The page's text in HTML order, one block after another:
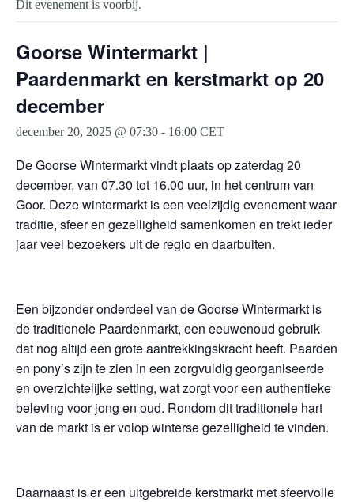
Dit evenement is voorbij.
Goorse Wintermarkt |
Paardenmarkt en kerstmarkt op 20
december
december 20, 2025 @ 07:30 - 16:00 CET
De Goorse Wintermarkt vindt plaats op zaterdag 20
december, van 07.30 tot 16.00 uur, in het centrum van
Goor. Deze wintermarkt is een veelzijdig evenement waar
traditie, sfeer en gezelligheid samenkomen en trekt ieder
jaar veel bezoekers uit de regio en daarbuiten.
Een bijzonder onderdeel van de Goorse Wintermarkt is
de traditionele Paardenmarkt, een eeuwenoud gebruik
dat nog altijd een grote aantrekkingskracht heeft. Paarden
en pony’s zijn te zien in een zorgvuldig georganiseerde
en overzichtelijke setting, wat zorgt voor een authentieke
beleving voor jong en oud. Rondom dit traditionele hart
van de markt is er volop winterse gezelligheid te vinden.
Daarnaast is er een uitgebreide kerstmarkt met sfeervolle